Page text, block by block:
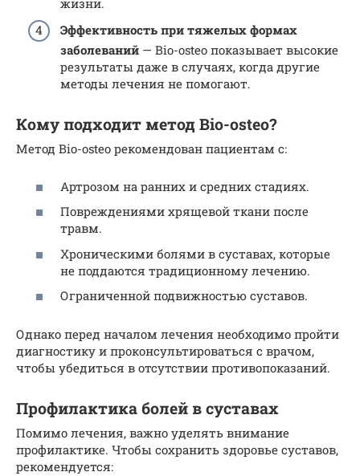
Эффективность при тяжелых формах
заболеваний — Bio-osteo показывает высокие
результаты даже в случаях, когда другие
методы лечения не помогают.
Кому подходит метод Bio-osteo?
Метод Bio-osteo рекомендован пациентам с:
Артрозом на ранних и средних стадиях.
Повреждениями хрящевой ткани после
травм.
Хроническими болями в суставах, которые
не поддаются традиционному лечению.
Ограниченной подвижностью суставов.
Однако перед началом лечения необходимо пройти
диагностику и проконсультироваться с врачом,
чтобы убедиться в отсутствии противопоказаний.
Профилактика болей в суставах
Помимо лечения, важно уделять внимание
профилактике. Чтобы сохранить здоровье суставов,
рекомендуется: